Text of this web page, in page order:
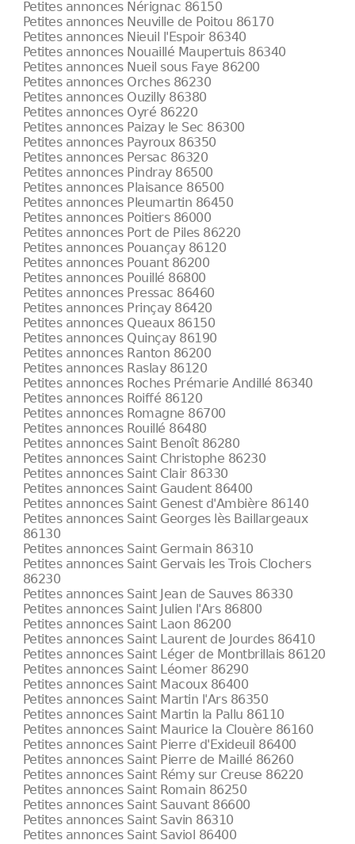
Petites annonces Nérignac 86150
Petites annonces Neuville de Poitou 86170
Petites annonces Nieuil l'Espoir 86340
Petites annonces Nouaillé Maupertuis 86340
Petites annonces Nueil sous Faye 86200
Petites annonces Orches 86230
Petites annonces Ouzilly 86380
Petites annonces Oyré 86220
Petites annonces Paizay le Sec 86300
Petites annonces Payroux 86350
Petites annonces Persac 86320
Petites annonces Pindray 86500
Petites annonces Plaisance 86500
Petites annonces Pleumartin 86450
Petites annonces Poitiers 86000
Petites annonces Port de Piles 86220
Petites annonces Pouançay 86120
Petites annonces Pouant 86200
Petites annonces Pouillé 86800
Petites annonces Pressac 86460
Petites annonces Prinçay 86420
Petites annonces Queaux 86150
Petites annonces Quinçay 86190
Petites annonces Ranton 86200
Petites annonces Raslay 86120
Petites annonces Roches Prémarie Andillé 86340
Petites annonces Roiffé 86120
Petites annonces Romagne 86700
Petites annonces Rouillé 86480
Petites annonces Saint Benoît 86280
Petites annonces Saint Christophe 86230
Petites annonces Saint Clair 86330
Petites annonces Saint Gaudent 86400
Petites annonces Saint Genest d'Ambière 86140
Petites annonces Saint Georges lès Baillargeaux
86130
Petites annonces Saint Germain 86310
Petites annonces Saint Gervais les Trois Clochers
86230
Petites annonces Saint Jean de Sauves 86330
Petites annonces Saint Julien l'Ars 86800
Petites annonces Saint Laon 86200
Petites annonces Saint Laurent de Jourdes 86410
Petites annonces Saint Léger de Montbrillais 86120
Petites annonces Saint Léomer 86290
Petites annonces Saint Macoux 86400
Petites annonces Saint Martin l'Ars 86350
Petites annonces Saint Martin la Pallu 86110
Petites annonces Saint Maurice la Clouère 86160
Petites annonces Saint Pierre d'Exideuil 86400
Petites annonces Saint Pierre de Maillé 86260
Petites annonces Saint Rémy sur Creuse 86220
Petites annonces Saint Romain 86250
Petites annonces Saint Sauvant 86600
Petites annonces Saint Savin 86310
Petites annonces Saint Saviol 86400